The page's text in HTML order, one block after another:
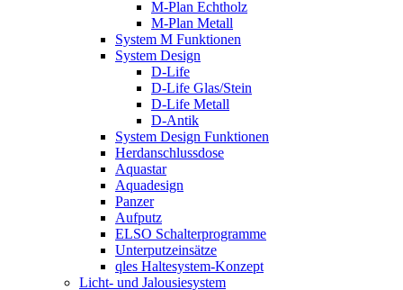
M-Plan Echtholz
M-Plan Metall
System M Funktionen
System Design
D-Life
D-Life Glas/Stein
D-Life Metall
D-Antik
System Design Funktionen
Herdanschlussdose
Aquastar
Aquadesign
Panzer
Aufputz
ELSO Schalterprogramme
Unterputzeinsätze
qles Haltesystem-Konzept
Licht- und Jalousiesystem